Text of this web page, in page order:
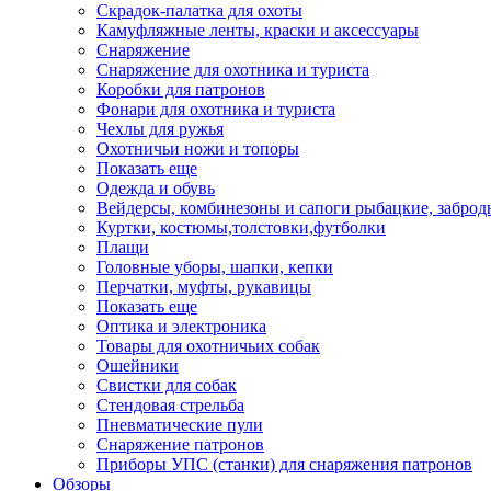
Скрадок-палатка для охоты
Камуфляжные ленты, краски и аксессуары
Снаряжение
Снаряжение для охотника и туриста
Коробки для патронов
Фонари для охотника и туриста
Чехлы для ружья
Охотничьи ножи и топоры
Показать еще
Одежда и обувь
Вейдерсы, комбинезоны и сапоги рыбацкие,
Куртки, костюмы,толстовки,футболки
Плащи
Головные уборы, шапки, кепки
Перчатки, муфты, рукавицы
Показать еще
Оптика и электроника
Товары для охотничьих собак
Ошейники
Свистки для собак
Стендовая стрельба
Пневматические пули
Снаряжение патронов
Приборы УПС (станки) для снаряжения патронов
Обзоры